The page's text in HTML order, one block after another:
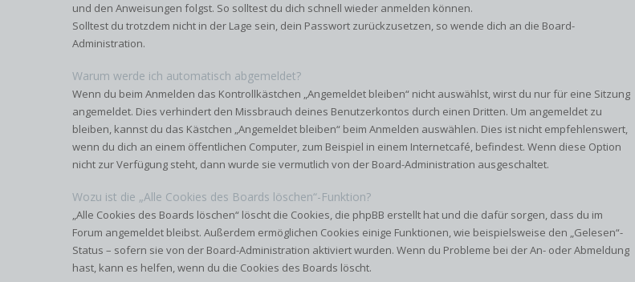
und den Anweisungen folgst. So solltest du dich schnell wieder anmelden können.
Solltest du trotzdem nicht in der Lage sein, dein Passwort zurückzusetzen, so wende dich an die Board-
Administration.
Warum werde ich automatisch abgemeldet?
Wenn du beim Anmelden das Kontrollkästchen „Angemeldet bleiben“ nicht auswählst, wirst du nur für eine Sitzung
angemeldet. Dies verhindert den Missbrauch deines Benutzerkontos durch einen Dritten. Um angemeldet zu
bleiben, kannst du das Kästchen „Angemeldet bleiben“ beim Anmelden auswählen. Dies ist nicht empfehlenswert,
wenn du dich an einem öffentlichen Computer, zum Beispiel in einem Internetcafé, befindest. Wenn diese Option
nicht zur Verfügung steht, dann wurde sie vermutlich von der Board-Administration ausgeschaltet.
Wozu ist die „Alle Cookies des Boards löschen“-Funktion?
„Alle Cookies des Boards löschen“ löscht die Cookies, die phpBB erstellt hat und die dafür sorgen, dass du im
Forum angemeldet bleibst. Außerdem ermöglichen Cookies einige Funktionen, wie beispielsweise den „Gelesen“-
Status – sofern sie von der Board-Administration aktiviert wurden. Wenn du Probleme bei der An- oder Abmeldung
hast, kann es helfen, wenn du die Cookies des Boards löscht.